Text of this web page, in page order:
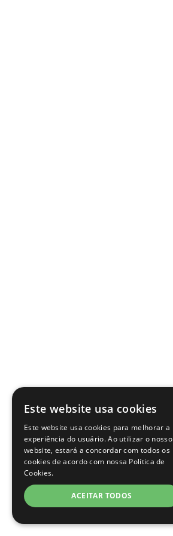
Este website usa cookies
Este website usa cookies para melhorar a
experiência do usuário. Ao utilizar o nosso
website, estará a concordar com todos os
cookies de acordo com nossa Política de
Cookies.
ACEITAR TODOS